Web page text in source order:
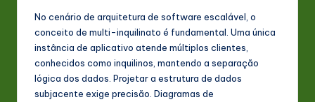
LNo cenário de arquitetura de software escalável, o
conceito de multi-inquilinato é fundamental. Uma única
instância de aplicativo atende múltiplos clientes,
conhecidos como inquilinos, mantendo a separação
lógica dos dados. Projetar a estrutura de dados
subjacente exige precisão. Diagramas de